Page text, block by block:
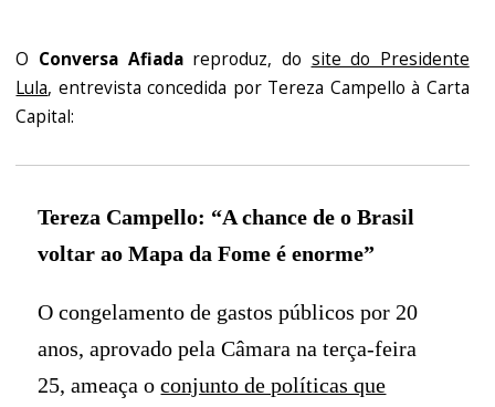
O Conversa Afiadareproduz, do site do Presidente
Lula, entrevista concedida por Tereza Campello à Carta
Capital:
Tereza Campello: “A chance de o Brasil
voltar ao Mapa da Fome é enorme”
O congelamento de gastos públicos por 20
anos, aprovado pela Câmara na terça-feira
25, ameaça oconjunto de políticas que